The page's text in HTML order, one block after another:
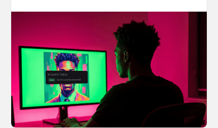
Your AI Creations, Protected: How
OpenArt's IP Safety Check Keeps
Creators Safe
You made something you love, but is it safe to
share? OpenArt's IP Safety Check, powered
by CopySight, lets you scan your creations for
potential IP issues before they leave your
hands.
April 2, 2026